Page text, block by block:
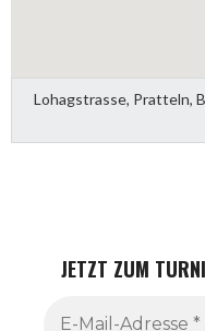
Lohagstrasse, Pratteln,
JETZT ZUM